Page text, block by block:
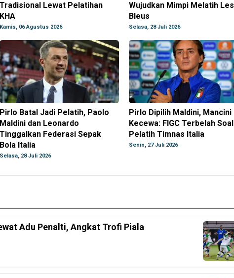
Tradisional Lewat Pelatihan
KHA
Kamis, 06 Agustus 2026
Wujudkan Mimpi Melatih Les
Bleus
Selasa, 28 Juli 2026
Pirlo Batal Jadi Pelatih, Paolo
Maldini dan Leonardo
Tinggalkan Federasi Sepak
Bola Italia
Selasa, 28 Juli 2026
Pirlo Dipilih Maldini, Mancini
Kecewa: FIGC Terbelah Soal
Pelatih Timnas Italia
Senin, 27 Juli 2026
Adu Penalti, Angkat Trofi Piala